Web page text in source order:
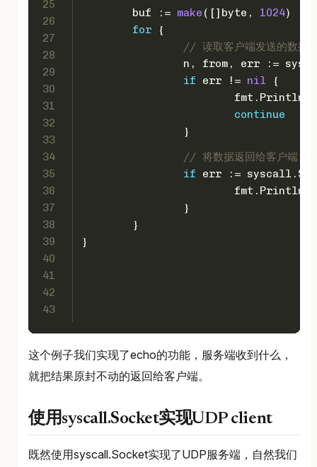
25
26
27
28
29
30
31
32
33
34
35
36
37
38
39
40
41
42
43
	buf :=
make ([] byte , 1024)
for {
// 读取客户端发送的数据
n, from, err :=
if err != nil {
			fmt.Println(
continue
		}
// 将数据返回给客户端
if err :=
			fmt.Println(
		}
	}
}
这个例子我们实现了echo的功能，服务端收到什么，
就把结果原封不动的返回给客户端。
使用syscall.Socket实现UDP client
既然使用syscall.Socket实现了UDP服务端，自然我们